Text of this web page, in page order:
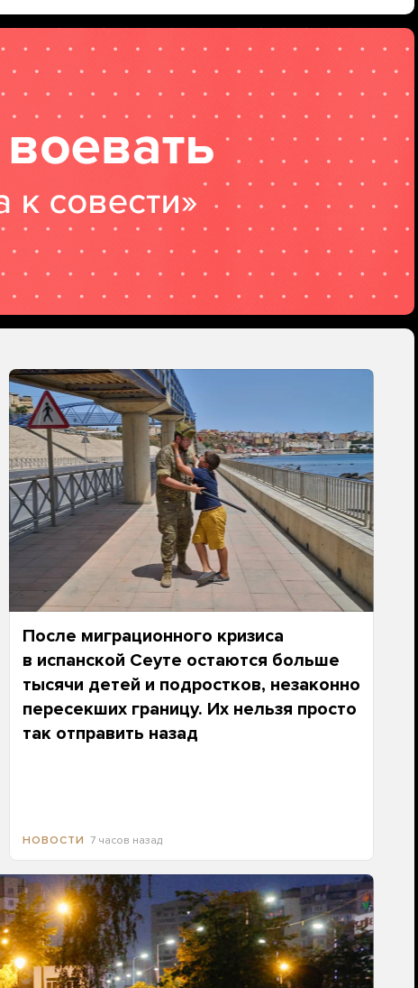
После миграционного кризиса
в испанской Сеуте остаются больше
тысячи детей и подростков, незаконно
пересекших границу. Их нельзя просто
так отправить назад
НОВОСТИ 7 часов назад